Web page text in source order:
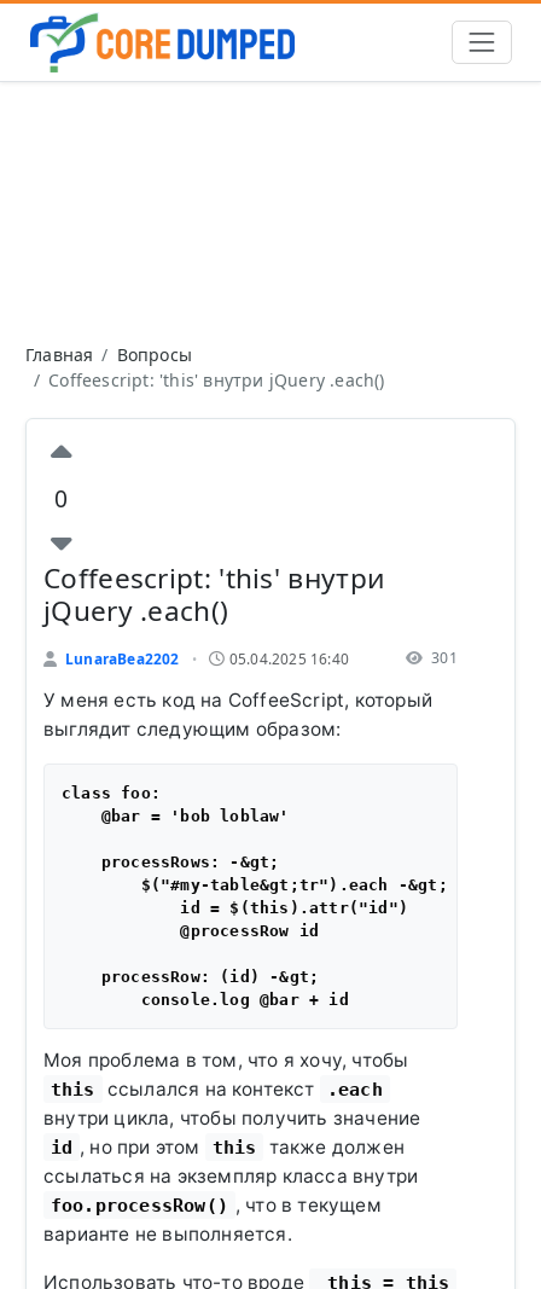
Главная
Вопросы
Coffeescript: 'this' внутри jQuery .each()
0
Coffeescript: 'this' внутри
jQuery .each()
LunaraBea2202 • 05.04.2025 16:40 301
У меня есть код на CoffeeScript, который
выглядит следующим образом:
class foo:
    @bar = 'bob loblaw'
    processRows: -&gt;
        $("#my-table&gt;tr").each -&gt;
            id = $(this).attr("id")
            @processRow id
    processRow: (id) -&gt;
Моя проблема в том, что я хочу, чтобы
this ссылался на контекст .each
внутри цикла, чтобы получить значение
id , но при этом this
также должен
ссылаться на экземпляр класса внутри
foo.processRow() , что в текущем
варианте не выполняется.
Использовать что-то вроде _this = this